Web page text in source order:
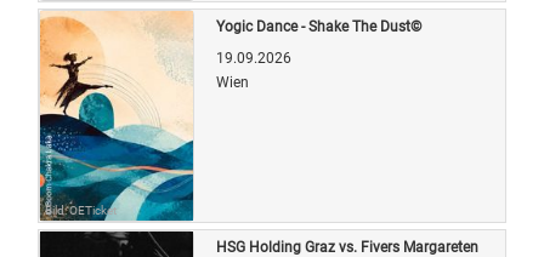
Bild: OETicket
Yogic Dance - Shake The Dust©
19.09.2026
Wien
HSG Holding Graz vs. Fivers Margareten